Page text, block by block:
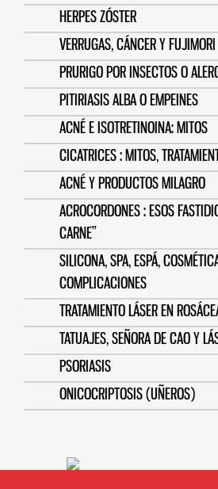
HERPES ZÓSTER
VERRUGAS, CÁNCER Y FUJIMORI
PRURIGO POR INSECTOS O
PITIRIASIS ALBA O EMPEINES
ACNÉ E ISOTRETINOINA: MITOS
CICATRICES : MITOS,
ACNÉ Y PRODUCTOS MILAGRO
ACROCORDONES : ESOS
CARNE”
SILICONA, SPA, ESPÁ,
COMPLICACIONES
TRATAMIENTO LÁSER EN
TATUAJES, SEÑORA DE CAO Y
PSORIASIS
ONICOCRIPTOSIS (UÑEROS)